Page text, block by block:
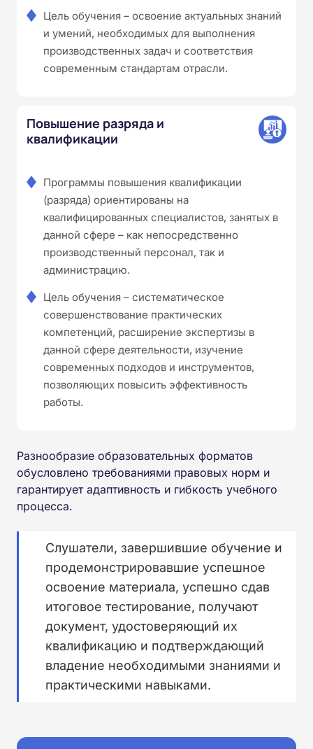
Цель обучения – освоение актуальных знаний
и умений, необходимых для выполнения
производственных задач и соответствия
современным стандартам отрасли.
Повышение разряда и
квалификации
Программы повышения квалификации
(разряда) ориентированы на
квалифицированных специалистов, занятых в
данной сфере – как непосредственно
производственный персонал, так и
администрацию.
Цель обучения – систематическое
совершенствование практических
компетенций, расширение экспертизы в
данной сфере деятельности, изучение
современных подходов и инструментов,
позволяющих повысить эффективность
работы.
Разнообразие образовательных форматов
обусловлено требованиями правовых норм и
гарантирует адаптивность и гибкость учебного
процесса.
Слушатели, завершившие обучение и
продемонстрировавшие успешное
освоение материала, успешно сдав
итоговое тестирование, получают
документ, удостоверяющий их
квалификацию и подтверждающий
владение необходимыми знаниями и
практическими навыками.